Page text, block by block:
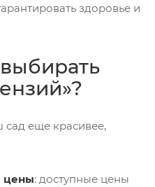
здоровье и
?
сад еще красивее,
цены: доступные цены